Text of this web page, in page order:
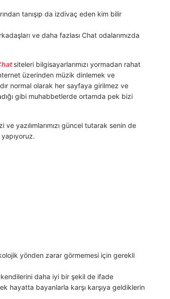
tanışıp da izdivaç eden kim bilir
ve daha fazlası Chat odalarımızda
siteleri bilgisayarlarımızı yormadan rahat
üzerinden müzik dinlemek ve
normal olarak her sayfaya girilmez ve
gibi muhabbetlerde ortamda pek bizi
yazılımlarımızı güncel tutarak senin de
yönden zarar görmemesi için gerekli
daha iyi bir şekil de ifade
hayatta bayanlarla karşı karşıya geldiklerin